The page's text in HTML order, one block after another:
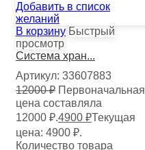
Добавить в список
желаний
В корзину Быстрый
просмотр
Система хран...
Артикул: 33607883
12000₽ Первоначальная
цена составляла
12000 ₽.4900 ₽Текущая
цена: 4900 ₽.
Количество товара